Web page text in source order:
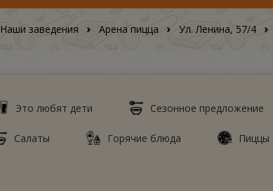
Наши заведения Арена пицца Ул. Ленина, 57/4
Это любят дети Сезонное предложение
Салаты Горячие блюда Пиццы